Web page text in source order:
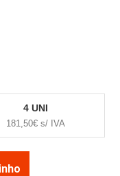
4 UNI
181,50€ s/ IVA